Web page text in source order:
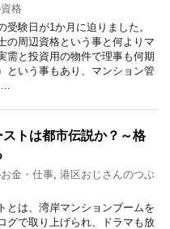
資格
受験日が1か月に迫りました。
の周辺資格という事と何よりマ
需と投資用の物件で理事も何期
という事もあり、マンション管
トは都市伝説か？～格
お金・仕事 港区おじさんのつぶ
とは、湾岸マンションブームを
グで取り上げられ、ドラマも放